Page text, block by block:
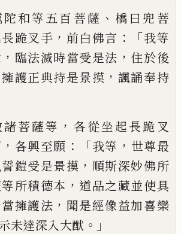
陀和等五百菩薩 、 橋曰 兜菩
跪叉手 ， 前白佛言 ：「我等
， 臨法滅時當受是法 ， 住於後
擁護正典持是景摸 ， 諷誦奉持
諸菩薩等 ， 各從坐起長跪叉
， 各興至願 ：「我等 ， 世尊最
鎧受是景摸 ， 順斯深妙佛所
所積德本 ， 道品之藏並使具
擁護法 ， 聞是經像益加喜樂
未達深入大猷 。」